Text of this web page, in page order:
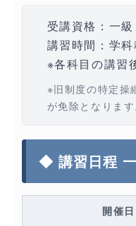
受講資格： 一
講習時間： 学
※各科目の講習
※旧制度の特定操
が免除となります
◆ 講習日程
開催日